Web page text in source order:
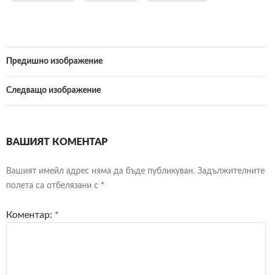
Предишно изображение
Следващо изображение
ВАШИЯТ КОМЕНТАР
Вашият имейл адрес няма да бъде публикуван. Задължителните
полета са отбелязани с *
Коментар: *